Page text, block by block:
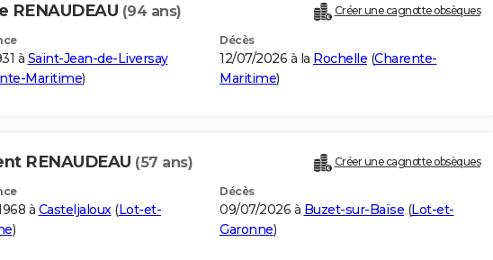
RENAUDEAU (94 ans) Créer une cagnotte obsèques
à Saint-Jean-de-Liversay
Maritime)
Décès
12/07/2026 à la Rochelle (Charente-
Maritime)
RENAUDEAU (57 ans) Créer une cagnotte obsèques
à Casteljaloux(Lot-et-
)
Décès
09/07/2026 à Buzet-sur-Baïse (Lot-et-
Garonne)